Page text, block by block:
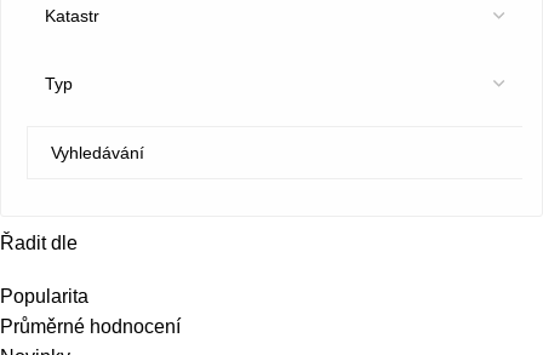
Řadit dle
Popularita
Průměrné hodnocení